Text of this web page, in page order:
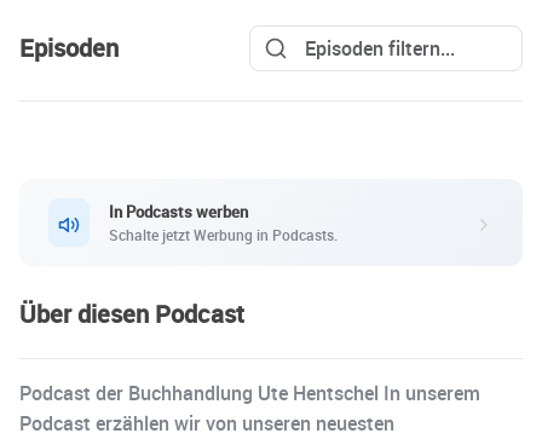
Episoden
In Podcasts werben
Schalte jetzt Werbung in Podcasts.
Über diesen Podcast
Podcast der Buchhandlung Ute Hentschel In unserem
Podcast erzählen wir von unseren neuesten